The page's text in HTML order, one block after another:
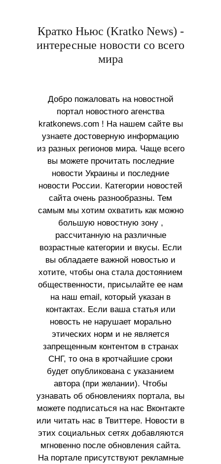
Кратко Ньюс (Kratko News) -
интересные новости со всего
мира
Добро пожаловать на новостной
портал новостного агенства
kratkonews.com ! На нашем сайте вы
узнаете достоверную информацию
из разных регионов мира. Чаще всего
вы можете прочитать последние
новости Украины и последние
новости России. Категории новостей
сайта очень разнообразны. Тем
самым мы хотим охватить как можно
большую новостную зону ,
рассчитанную на различные
возрастные категории и вкусы. Если
вы обладаете важной новостью и
хотите, чтобы она стала достоянием
общественности, присылайте ее нам
на наш email, который указан в
контактах. Если ваша статья или
новость не нарушает морально
этических норм и не является
запрещенным контентом в странах
СНГ, то она в кротчайшие сроки
будет опубликована с указанием
автора (при желании). Чтобы
узнавать об обновлениях портала, вы
можете подписаться на нас Вконтакте
или читать нас в Твиттере. Новости в
этих социальных сетях добавляются
мгновенно после обновления сайта.
На портале присутствуют рекламные